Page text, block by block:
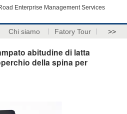
Enterprise Management Services
Chi siamo Fatory Tour >>
abitudine di latta
della spina per